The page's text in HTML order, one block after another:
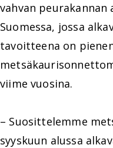
vahvan peurakannan
Suomessa, jossa
tavoitteena on
viime vuosina.
– Suosittelemme
syyskuun alussa